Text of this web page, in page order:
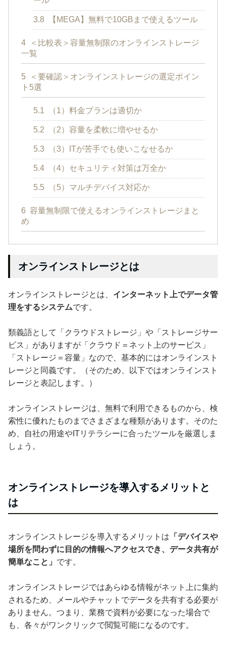
3.8 【MEGA】無料で10GBまで使えるツール
4
＜比較表＞容量無制限のオンラインストレージ
一覧
5
＜要確認＞オンラインストレージの選定ポイン
ト5選
5.1 （1）料金プランは適切か
5.2 （2）容量を柔軟に増やせるか
5.3 （3）ITが苦手でも使いこなせるか
5.4 （4）セキュリティ対策は万全か
5.5 （5）マルチデバイス対応か
6 容量無制限で使えるオンラインストレージまと
め
オンラインストレージとは
オンラインストレージとは、 インターネット上でデータ管
理をするシステムです。
類義語として「クラウドストレージ」や「ストレージサー
ビス」がありますが「クラウド＝ネット上のサービス」
「ストレージ＝容量」なので、基本的にはオンラインスト
レージと同義です。（そのため、以下ではオンラインスト
レージと表記します。）
オンラインストレージは、無料で利用できるものから、検
索性に優れたものまでさまざまな種類があります。そのた
め、自社の用途やITリテラシーに合ったツールを厳選しま
しょう。
オンラインストレージを導入するメリットと
は
オンラインストレージを導入するメリットは 「デバイスや
場所を問わずに目的の情報へアクセスでき、データ共有が
簡単なこと」 です。
オンラインストレージではあらゆる情報がネット上に集約
されるため、メールやチャットでデータを共有する必要が
ありません。つまり、業務で資料が必要になった場合で
も、各々がワンクリックで閲覧可能になるのです。